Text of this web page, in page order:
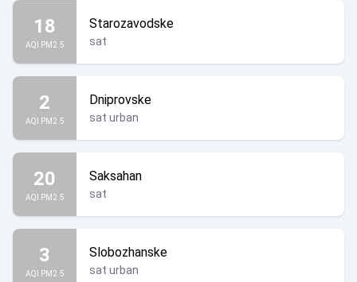
18
AQI PM2.5
Starozavodske
sat
2
AQI PM2.5
Dniprovske
sat urban
20
AQI PM2.5
Saksahan
sat
3
AQI PM2.5
Slobozhanske
sat urban